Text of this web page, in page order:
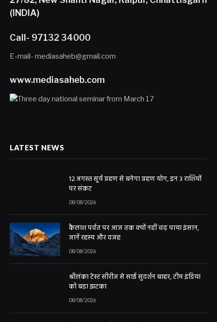
(INDIA)
Call- 97132 34000
E-mail- mediasaheb@gmail.com
www.mediasaheb.com
LATEST NEWS
12 अगस्त सूर्य ग्रहण से बनेगा ग्रहण योग, इन 3 राशियों
पर संकट
08/08/2026
कैलाश पर्वत पर आज तक क्यों नहीं चढ़ पाया इंसान,
जानें रहस्य और वजह
08/08/2026
श्रीलंका टेस्ट सीरीज से साई सुदर्शन बाहर, टीम इंडिया
को बड़ा झटका
08/08/2026